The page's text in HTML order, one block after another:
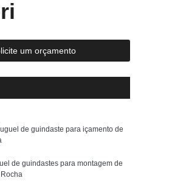
com Operador
para Construção Civil
Içamento de Carga
Dobradeiras
Industriais
Pesadas Antigas
um orçamento
de guindaste para içamento de
de guindastes para montagem de